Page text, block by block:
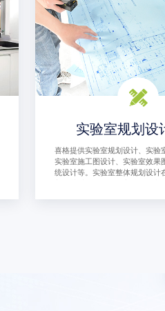
实验室规划设
喜格提供实验室规划设计、实验
实验室施工图设计、实验室效果
统设计等。实验室整体规划设计